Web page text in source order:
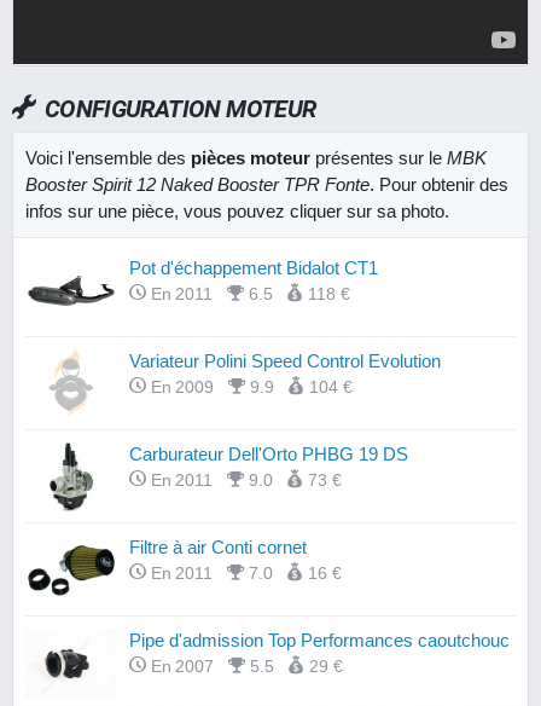
CONFIGURATION MOTEUR
Voici l'ensemble des pièces moteur présentes sur le MBK
Booster Spirit 12 Naked Booster TPR Fonte. Pour obtenir des
infos sur une pièce, vous pouvez cliquer sur sa photo.
Pot d'échappement Bidalot CT1
En 2011 6.5 118 €
Variateur Polini Speed Control Evolution
En 2009 9.9 104 €
Carburateur Dell'Orto PHBG 19 DS
En 2011 9.0 73 €
Filtre à air Conti cornet
En 2011 7.0 16 €
Pipe d'admission Top Performances caoutchouc
En 2007 5.5 29 €